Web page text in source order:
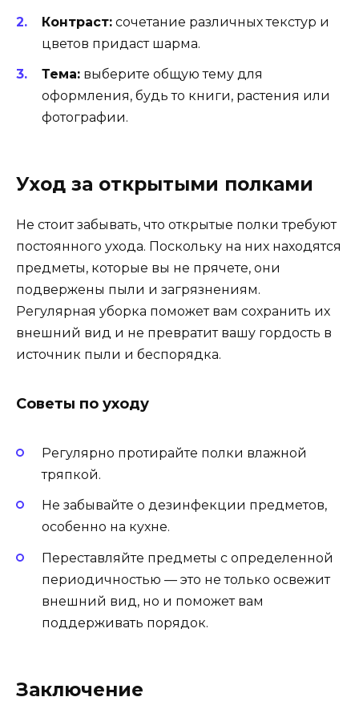
Контраст: сочетание различных текстур и
цветов придаст шарма.
Тема: выберите общую тему для
оформления, будь то книги, растения или
фотографии.
Уход за открытыми полками
Не стоит забывать, что открытые полки требуют
постоянного ухода. Поскольку на них находятся
предметы, которые вы не прячете, они
подвержены пыли и загрязнениям.
Регулярная уборка поможет вам сохранить их
внешний вид и не превратит вашу гордость в
источник пыли и беспорядка.
Советы по уходу
Регулярно протирайте полки влажной
тряпкой.
Не забывайте о дезинфекции предметов,
особенно на кухне.
Переставляйте предметы с определенной
периодичностью — это не только освежит
внешний вид, но и поможет вам
поддерживать порядок.
Заключение